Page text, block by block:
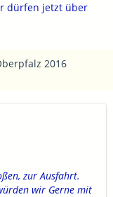
dürfen jetzt über
2016
zur Ausfahrt.
wir Gerne mit